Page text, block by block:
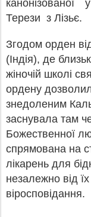
канонізованої
Терези з Лізьє.
Згодом орден
(Індія), де
жіночій школі
ордену
знедоленим
заснувала там
Божественної
спрямована на
лікарень для
незалежно від
віросповідання.